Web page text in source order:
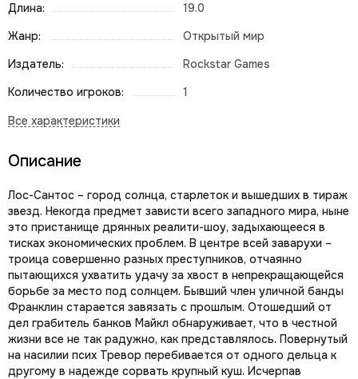
Длина:
19.0
Жанр:
Открытый мир
Издатель:
Rockstar Games
Количество игроков:
1
Описание
Лос-Сантос – город солнца, старлеток и вышедших в тираж
звезд. Некогда предмет зависти всего западного мира, ныне
это пристанище дрянных реалити-шоу, задыхающееся в
тисках экономических проблем. В центре всей заварухи –
троица совершенно разных преступников, отчаянно
пытающихся ухватить удачу за хвост в непрекращающейся
борьбе за место под солнцем. Бывший член уличной банды
Франклин старается завязать с прошлым. Отошедший от
дел грабитель банков Майкл обнаруживает, что в честной
жизни все не так радужно, как представлялось. Повернутый
на насилии псих Тревор перебивается от одного дельца к
другому в надежде сорвать крупный куш. Исчерпав